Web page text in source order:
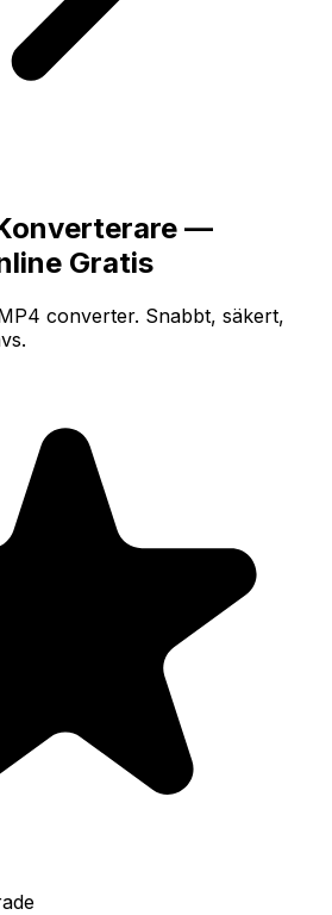
—
Gratis
converter. Snabbt, säkert,